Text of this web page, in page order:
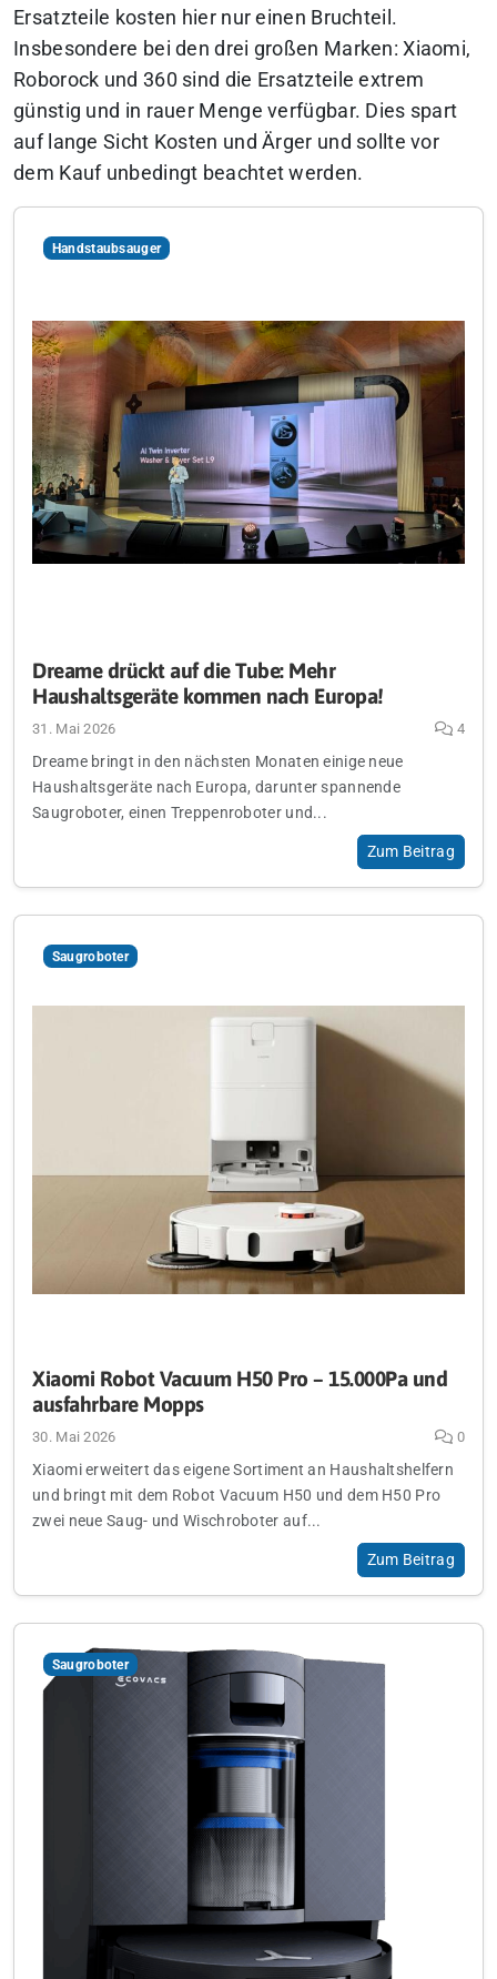
Ersatzteile kosten hier nur einen Bruchteil.
Insbesondere bei den drei großen Marken: Xiaomi,
Roborock und 360 sind die Ersatzteile extrem
günstig und in rauer Menge verfügbar. Dies spart
auf lange Sicht Kosten und Ärger und sollte vor
dem Kauf unbedingt beachtet werden.
Handstaubsauger
Dreame drückt auf die Tube: Mehr
Haushaltsgeräte kommen nach Europa!
31. Mai 2026 4
Dreame bringt in den nächsten Monaten einige neue
Haushaltsgeräte nach Europa, darunter spannende
Saugroboter, einen Treppenroboter und...
Zum Beitrag
Saugroboter
Xiaomi Robot Vacuum H50 Pro – 15.000Pa und
ausfahrbare Mopps
30. Mai 2026 0
Xiaomi erweitert das eigene Sortiment an Haushaltshelfern
und bringt mit dem Robot Vacuum H50 und dem H50 Pro
zwei neue Saug- und Wischroboter auf...
Zum Beitrag
Saugroboter